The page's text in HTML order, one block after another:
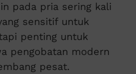
pada pria sering kali
sensitif untuk
penting untuk
pengobatan modern
pesat.